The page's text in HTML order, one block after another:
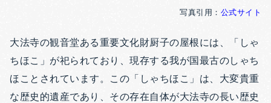
写真引用： 公式サイト
大法寺の観音堂ある重要文化財厨子の屋根には、「しゃ
ちほこ」が祀られており、現存する我が国最古のしゃち
ほことされています。
この「しゃちほこ」は、大変貴重
な歴史的遺産であり、その存在自体が大法寺の長い歴史